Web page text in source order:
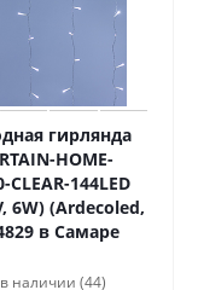
гирлянда
HOME-
CLEAR-144LED
6W) (Ardecoled,
в Самаре
наличии (44)